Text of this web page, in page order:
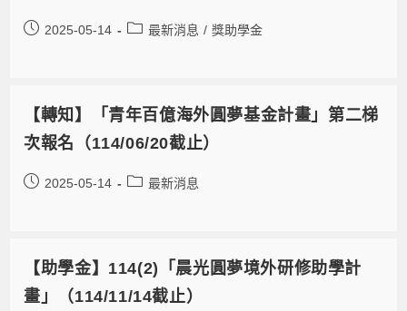
2025-05-14 最新消息 / 獎助學金
【轉知】「青年百億海外圓夢基金計畫」第二梯
次報名（114/06/20截止）
2025-05-14 最新消息
【助學金】114(2)「晨光圓夢境外研修助學計
畫」（114/11/14截止）